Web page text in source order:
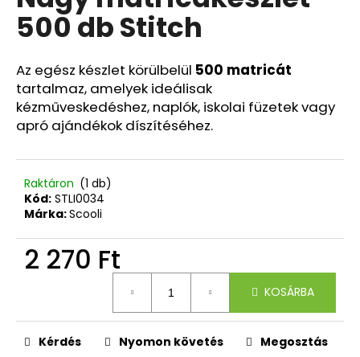
5-
ből
csillag.
500 db Stitch
Az egész készlet körülbelül 500 matricát
tartalmaz, amelyek ideálisak
kézműveskedéshez, naplók, iskolai füzetek vagy
apró ajándékok díszítéséhez.
Raktáron (1 db)
Kód: STLI0034
Márka:Scooli
2 270 Ft
KOSÁRBA
Kérdés Nyomon követés Megosztás
j
á
n
l
j
u
SZETT
OXY
GO
36
305
Ft